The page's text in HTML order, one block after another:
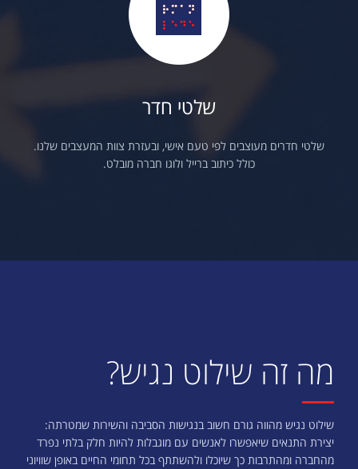
שלטי חדר
שלטי חדרים מעוצבים לפי טעם אישי, ובעזרת צוות המעצבים שלנו.
כולל כיתוב ברייל ולוגו חברה מובלט.
מה זה שילוט נגיש?
שילוט נגיש מהווה גורם חשוב בנגישות הסביבה והשירות שמטרתה:
יצירת התנאים שיאפשרו לאנשים עם מוגבלות להיות חלק בלתי נפרד
מהחברה ומהתרבות כך שיוכלו ולהשתתף בכל תחומי החיים באופן שוויוני